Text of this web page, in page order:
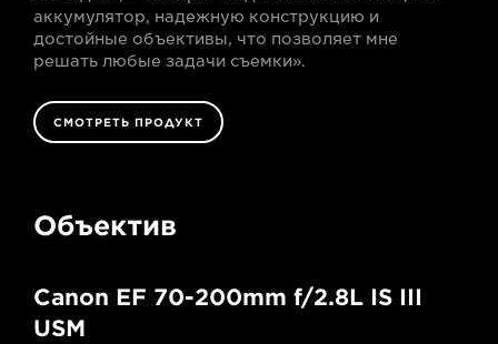
аккумулятор, надежную конструкцию и
достойные объективы, что позволяет мне
решать любые задачи съемки».
СМОТРЕТЬ ПРОДУКТ
Объектив
Canon EF 70-200mm f/2.8L IS III
USM